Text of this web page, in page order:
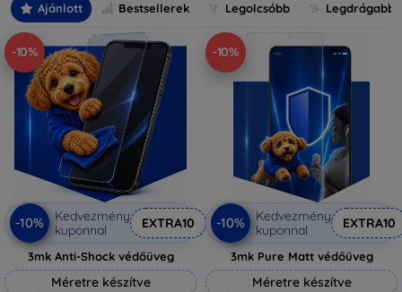
Ajánlott Bestsellerek Legolcsóbb Legdrágabb
-10%
-10%
Kedvezmény
kuponnal
EXTRA10
3mk Anti-Shock védőüveg
Méretre készítve
-10%
-10%
Kedvezmény
kuponnal
EXTRA10
3mk Pure Matt védőüveg
Méretre készítve